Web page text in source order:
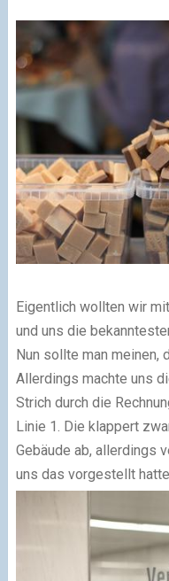
Eigentlich wollten wir
und uns die
Nun sollte man meinen,
Allerdings machte uns
Strich durch die
Linie 1. Die klappert
Gebäude ab, allerdings
uns das vorgestellt